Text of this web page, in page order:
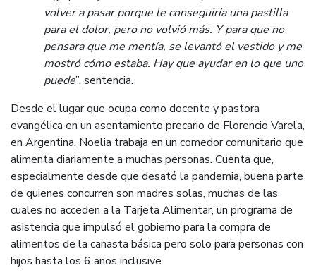
volver a pasar porque le conseguiría una pastilla
para el dolor, pero no volvió más. Y para que no
pensara que me mentía, se levantó el vestido y me
mostró cómo estaba. Hay que ayudar en lo que uno
puede”, sentencia.
Desde el lugar que ocupa como docente y pastora
evangélica en un asentamiento precario de Florencio Varela,
en Argentina, Noelia trabaja en un comedor comunitario que
alimenta diariamente a muchas personas. Cuenta que,
especialmente desde que desató la pandemia, buena parte
de quienes concurren son madres solas, muchas de las
cuales no acceden a la Tarjeta Alimentar, un programa de
asistencia que impulsó el gobierno para la compra de
alimentos de la canasta básica pero solo para personas con
hijos hasta los 6 años inclusive.